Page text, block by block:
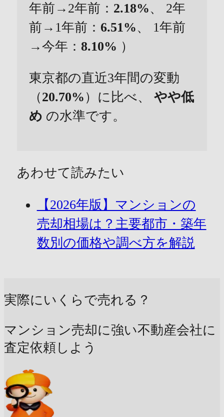
年前→2年前： 2.18%、 2年
前→1年前： 6.51%、 1年前
→今年： 8.10% ）
東京都の直近3年間の変動
（20.70% ）に比べ、
やや低
め の水準です。
あわせて読みたい
【2026年版】マンションの
売却相場は？主要都市・築年
数別の価格や調べ方を解説
実際にいくらで売れる？
マンション売却に強い不動産会社に
査定依頼しよう